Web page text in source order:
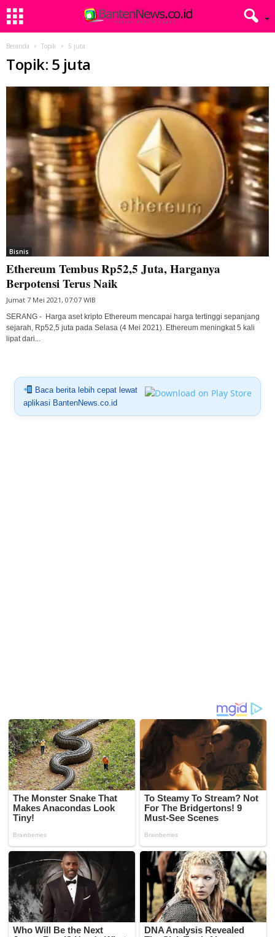
Beranda Topik 5 juta
Topik: 5 juta
Bisnis
Ethereum Tembus Rp52,5 Juta, Harganya
Berpotensi Terus Naik
Jumat 7 Mei 2021, 07:07 WIB
SERANG - Harga aset kripto Ethereum mencapai harga tertinggi sepanjang
sejarah, Rp52,5 juta pada Selasa (4 Mei 2021). Ethereum meningkat 5 kali
lipat dari...
Baca berita lebih cepat lewat
aplikasi BantenNews.co.id